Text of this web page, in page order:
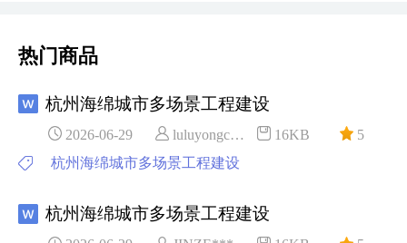
热门商品
杭州海绵城市多场景工程建设
2026-06-29 luluyongc*** 16KB
5
杭州海绵城市多场景工程建设
杭州海绵城市多场景工程建设